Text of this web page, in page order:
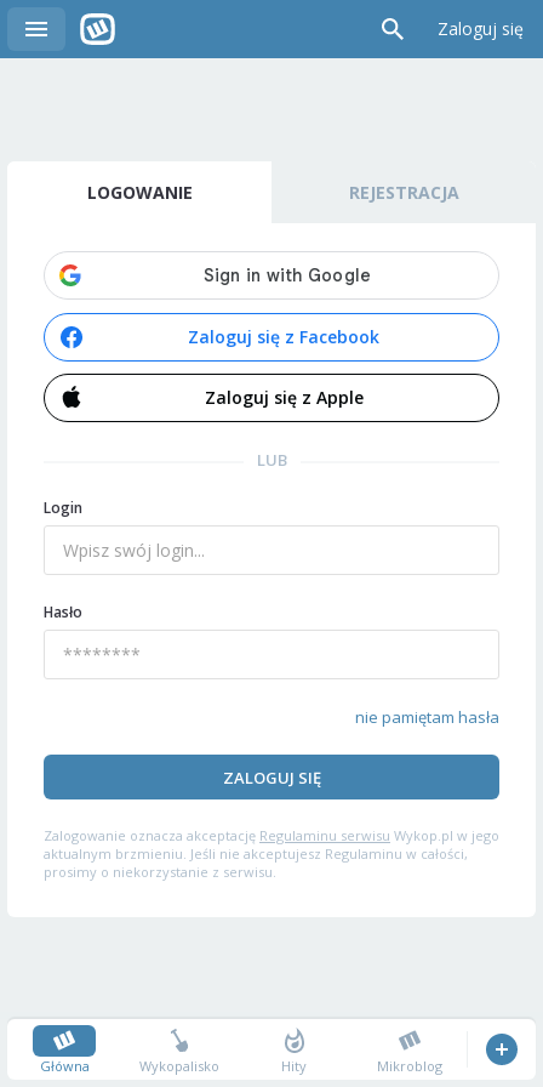
Zaloguj się
LOGOWANIE REJESTRACJA
Zaloguj się z Facebook
Zaloguj się z Apple
LUB
Login
Hasło
nie pamiętam hasła
ZALOGUJ SIĘ
Zalogowanie oznacza akceptację Regulaminu serwisu Wykop.pl w jego
aktualnym brzmieniu. Jeśli nie akceptujesz Regulaminu w całości,
prosimy o niekorzystanie z serwisu.
Główna Wykopalisko Hity Mikroblog